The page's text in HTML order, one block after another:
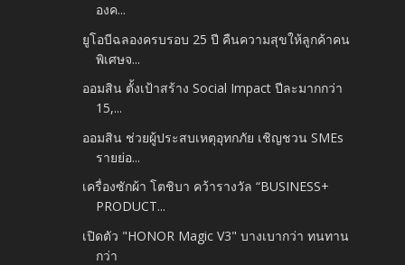
องค...
ยูโอบีฉลองครบรอบ 25 ปี คืนความสุขให้ลูกค้าคน
พิเศษจ...
ออมสิน ตั้งเป้าสร้าง Social Impact ปีละมากกว่า
15,...
ออมสิน ช่วยผู้ประสบเหตุอุทกภัย เชิญชวน SMEs
รายย่อ...
เครื่องซักผ้า โตชิบา คว้ารางวัล “BUSINESS+
PRODUCT...
เปิดตัว "HONOR Magic V3" บางเบากว่า ทนทาน
กว่า